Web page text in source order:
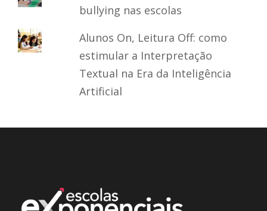
bullying nas escolas
Alunos On, Leitura Off: como
estimular a Interpretação
Textual na Era da Inteligência
Artificial